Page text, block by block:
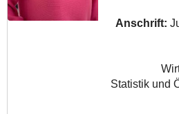
Anschrift:
Statistik und